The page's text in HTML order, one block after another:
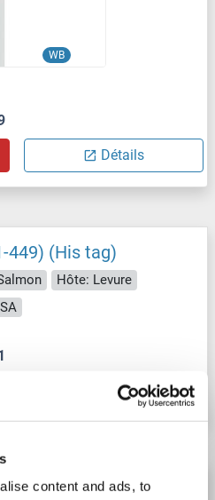
content and ads, to
WB
Détails
449) (His tag)
Hôte: Levure
Détails
456) (His tag)